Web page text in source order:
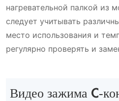
нагревательной палкой из
следует учитывать
место использования и
регулярно проверять и
Видео зажима C-